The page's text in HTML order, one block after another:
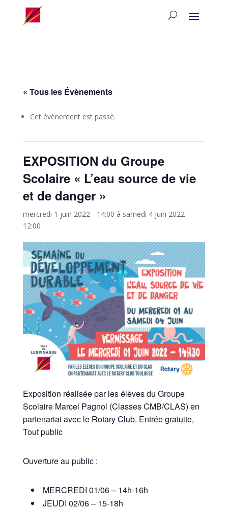
« Tous les Évènements
Cet évènement est passé.
EXPOSITION du Groupe
Scolaire « L’eau source de vie
et de danger »
mercredi 1 juin 2022 - 14:00 à samedi 4 juin 2022 -
12:00
Exposition réalisée par les élèves du Groupe
Scolaire Marcel Pagnol (Classes CMB/CLAS) en
partenariat avec le Rotary Club. Entrée gratuite,
Tout public
Ouverture au public :
MERCREDI 01/06 – 14h-16h
JEUDI 02/06 – 15-18h